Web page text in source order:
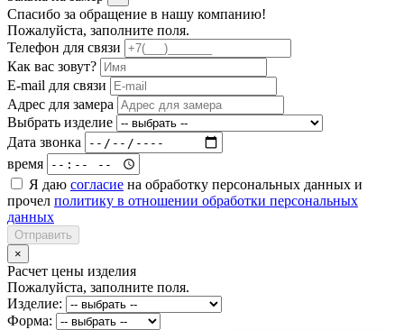
Спасибо за обращение в нашу компанию!
Пожалуйста, заполните поля.
Телефон для связи
Как вас зовут?
E-mail для связи
Адрес для замера
Выбрать изделие
Дата звонка
время
Я даю согласие на обработку персональных данных и
прочел политику в отношении обработки персональных
данных
Отправить
×
Расчет цены изделия
Пожалуйста, заполните поля.
Изделие:
Форма: